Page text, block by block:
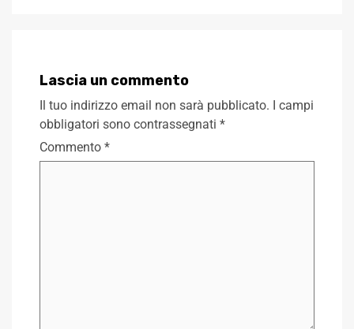
Lascia un commento
Il tuo indirizzo email non sarà pubblicato. I campi
obbligatori sono contrassegnati *
Commento *